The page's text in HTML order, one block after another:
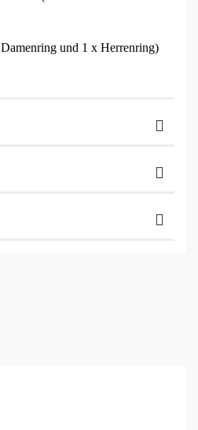
und 1 x Herrenring)